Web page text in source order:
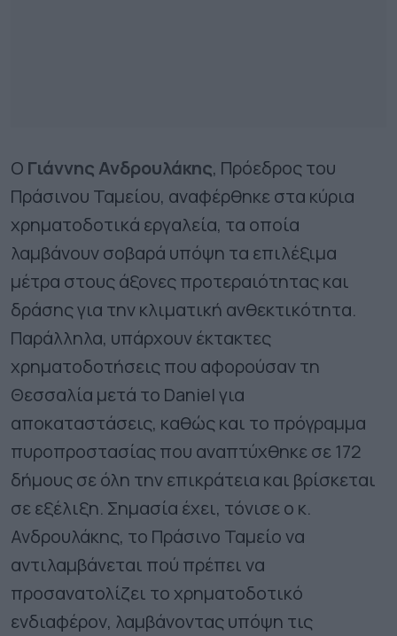
Ο Γιάννης Ανδρουλάκης, Πρόεδρος του
Πράσινου Ταμείου, αναφέρθηκε στα κύρια
χρηματοδοτικά εργαλεία, τα οποία
λαμβάνουν σοβαρά υπόψη τα επιλέξιμα
μέτρα στους άξονες προτεραιότητας και
δράσης για την κλιματική ανθεκτικότητα.
Παράλληλα, υπάρχουν έκτακτες
χρηματοδοτήσεις που αφορούσαν τη
Θεσσαλία μετά το Daniel για
αποκαταστάσεις, καθώς και το πρόγραμμα
πυροπροστασίας που αναπτύχθηκε σε 172
δήμους σε όλη την επικράτεια και βρίσκεται
σε εξέλιξη. Σημασία έχει, τόνισε ο κ.
Ανδρουλάκης, το Πράσινο Ταμείο να
αντιλαμβάνεται πού πρέπει να
προσανατολίζει το χρηματοδοτικό
ενδιαφέρον, λαμβάνοντας υπόψη τις